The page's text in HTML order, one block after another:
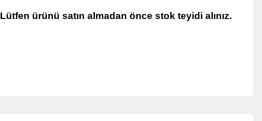
Lütfen ürünü satın almadan önce stok teyidi alınız.